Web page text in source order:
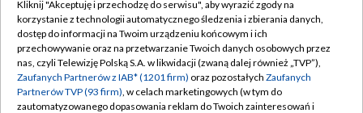
TVP
Abonament TVP
Emisja w TVP
Centrum informacji TVP
Regulamin TVP
Polityka prywatności
Moje zgody
Kliknij "Akceptuję i przechodzę do serwisu", aby wyrazić zgody na
korzystanie z technologii automatycznego śledzenia i zbierania danych,
dostęp do informacji na Twoim urządzeniu końcowym i ich
przechowywanie oraz na przetwarzanie Twoich danych osobowych przez
nas, czyli Telewizję Polską S.A. w likwidacji (zwaną dalej również „TVP”),
Zaufanych Partnerów z IAB* (1201 firm) oraz pozostałych Zaufanych
Partnerów TVP (93 firm), w celach marketingowych (w tym do
zautomatyzowanego dopasowania reklam do Twoich zainteresowań i